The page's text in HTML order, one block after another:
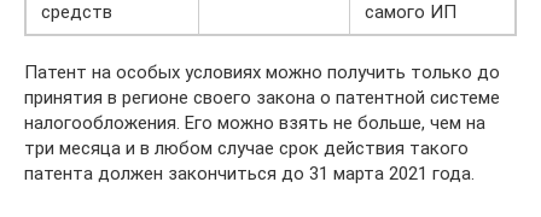
средств
самого ИП
Патент на особых условиях можно получить только до
принятия в регионе своего закона о патентной системе
налогообложения. Его можно взять не больше, чем на
три месяца и в любом случае срок действия такого
патента должен закончиться до 31 марта 2021 года.